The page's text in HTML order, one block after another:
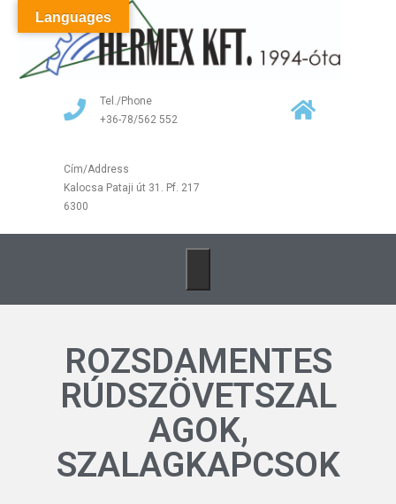
Tel./Phone
+36-78/562 552
Cím/Address
Kalocsa Pataji út 31. Pf. 217
6300
ROZSDAMENTES
RÚDSZÖVETSZAL
AGOK,
SZALAGKAPCSOK
Languages